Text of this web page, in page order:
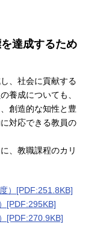
達成するため
、社会に貢献する
養成についても、
創造的な知性と豊
対応できる教員の
、教職課程のカリ
）[PDF:251.8KB]
[PDF:295KB]
[PDF:270.9KB]